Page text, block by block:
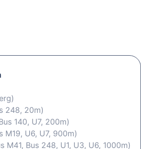
248, 20m)
140, U7, 200m)
M19, U6, U7, 900m)
M41, Bus 248, U1, U3, U6, 1000m)